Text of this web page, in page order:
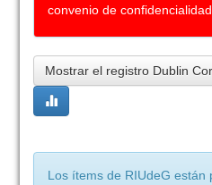
convenio de confidencialidad
Mostrar el registro Dublin
Los ítems de RIUdeG están